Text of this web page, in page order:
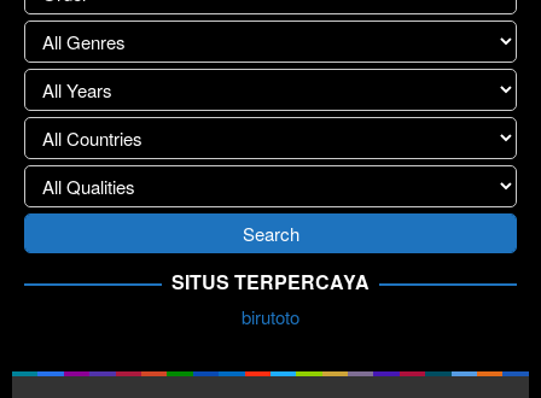
SITUS TERPERCAYA
birutoto